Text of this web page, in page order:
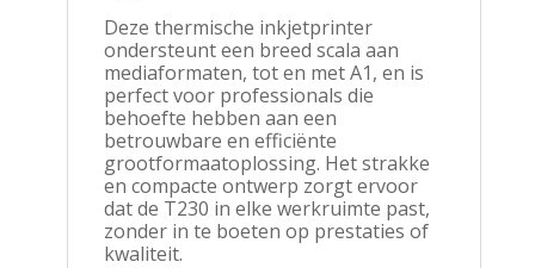
Deze thermische inkjetprinter
ondersteunt een breed scala aan
mediaformaten, tot en met A1, en is
perfect voor professionals die
behoefte hebben aan een
betrouwbare en efficiënte
grootformaatoplossing. Het strakke
en compacte ontwerp zorgt ervoor
dat de T230 in elke werkruimte past,
zonder in te boeten op prestaties of
kwaliteit.